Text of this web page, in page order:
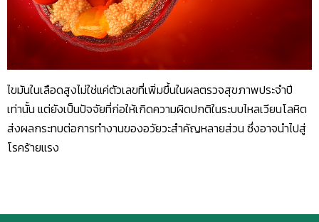
ไขมันในเลือดสูงไม่ใช่แค่ตัวเลขที่เพิ่มขึ้นในผลตรวจสุขภาพประจำปี
เท่านั้น แต่ยังเป็นปัจจัยที่ก่อให้เกิดความผิดปกติในระบบไหลเวียนโลหิต
ส่งผลกระทบต่อการทำงานของอวัยวะสำคัญหลายส่วน ซึ่งอาจนำไปสู่
โรคร้ายแรง